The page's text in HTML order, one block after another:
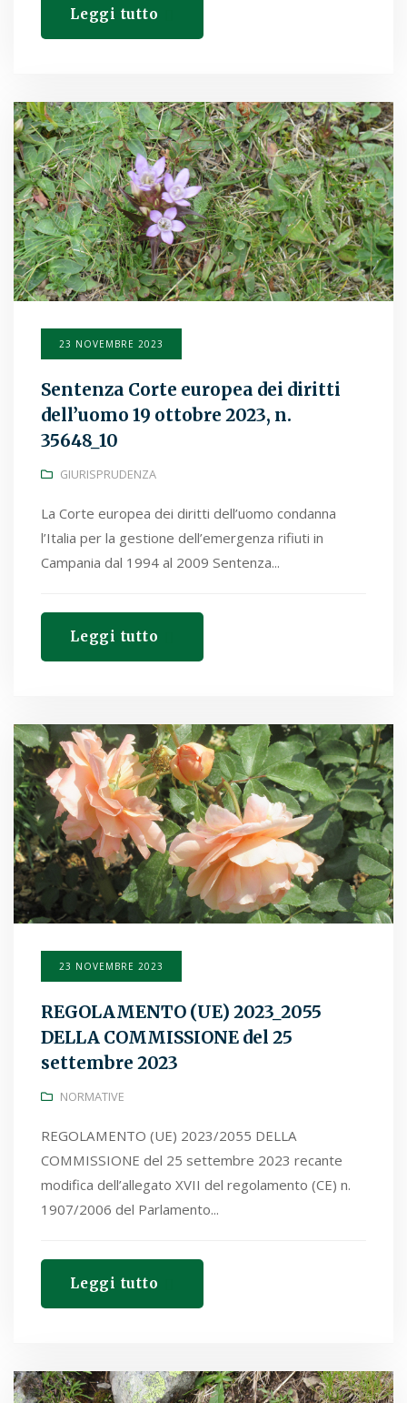
Leggi tutto
23 NOVEMBRE 2023
Sentenza Corte europea dei diritti
dell’uomo 19 ottobre 2023, n.
35648_10
GIURISPRUDENZA
La Corte europea dei diritti dell’uomo condanna
l’Italia per la gestione dell’emergenza rifiuti in
Campania dal 1994 al 2009 Sentenza...
Leggi tutto
23 NOVEMBRE 2023
REGOLAMENTO (UE) 2023_2055
DELLA COMMISSIONE del 25
settembre 2023
NORMATIVE
REGOLAMENTO (UE) 2023/2055 DELLA
COMMISSIONE del 25 settembre 2023 recante
modifica dell’allegato XVII del regolamento (CE) n.
1907/2006 del Parlamento...
Leggi tutto